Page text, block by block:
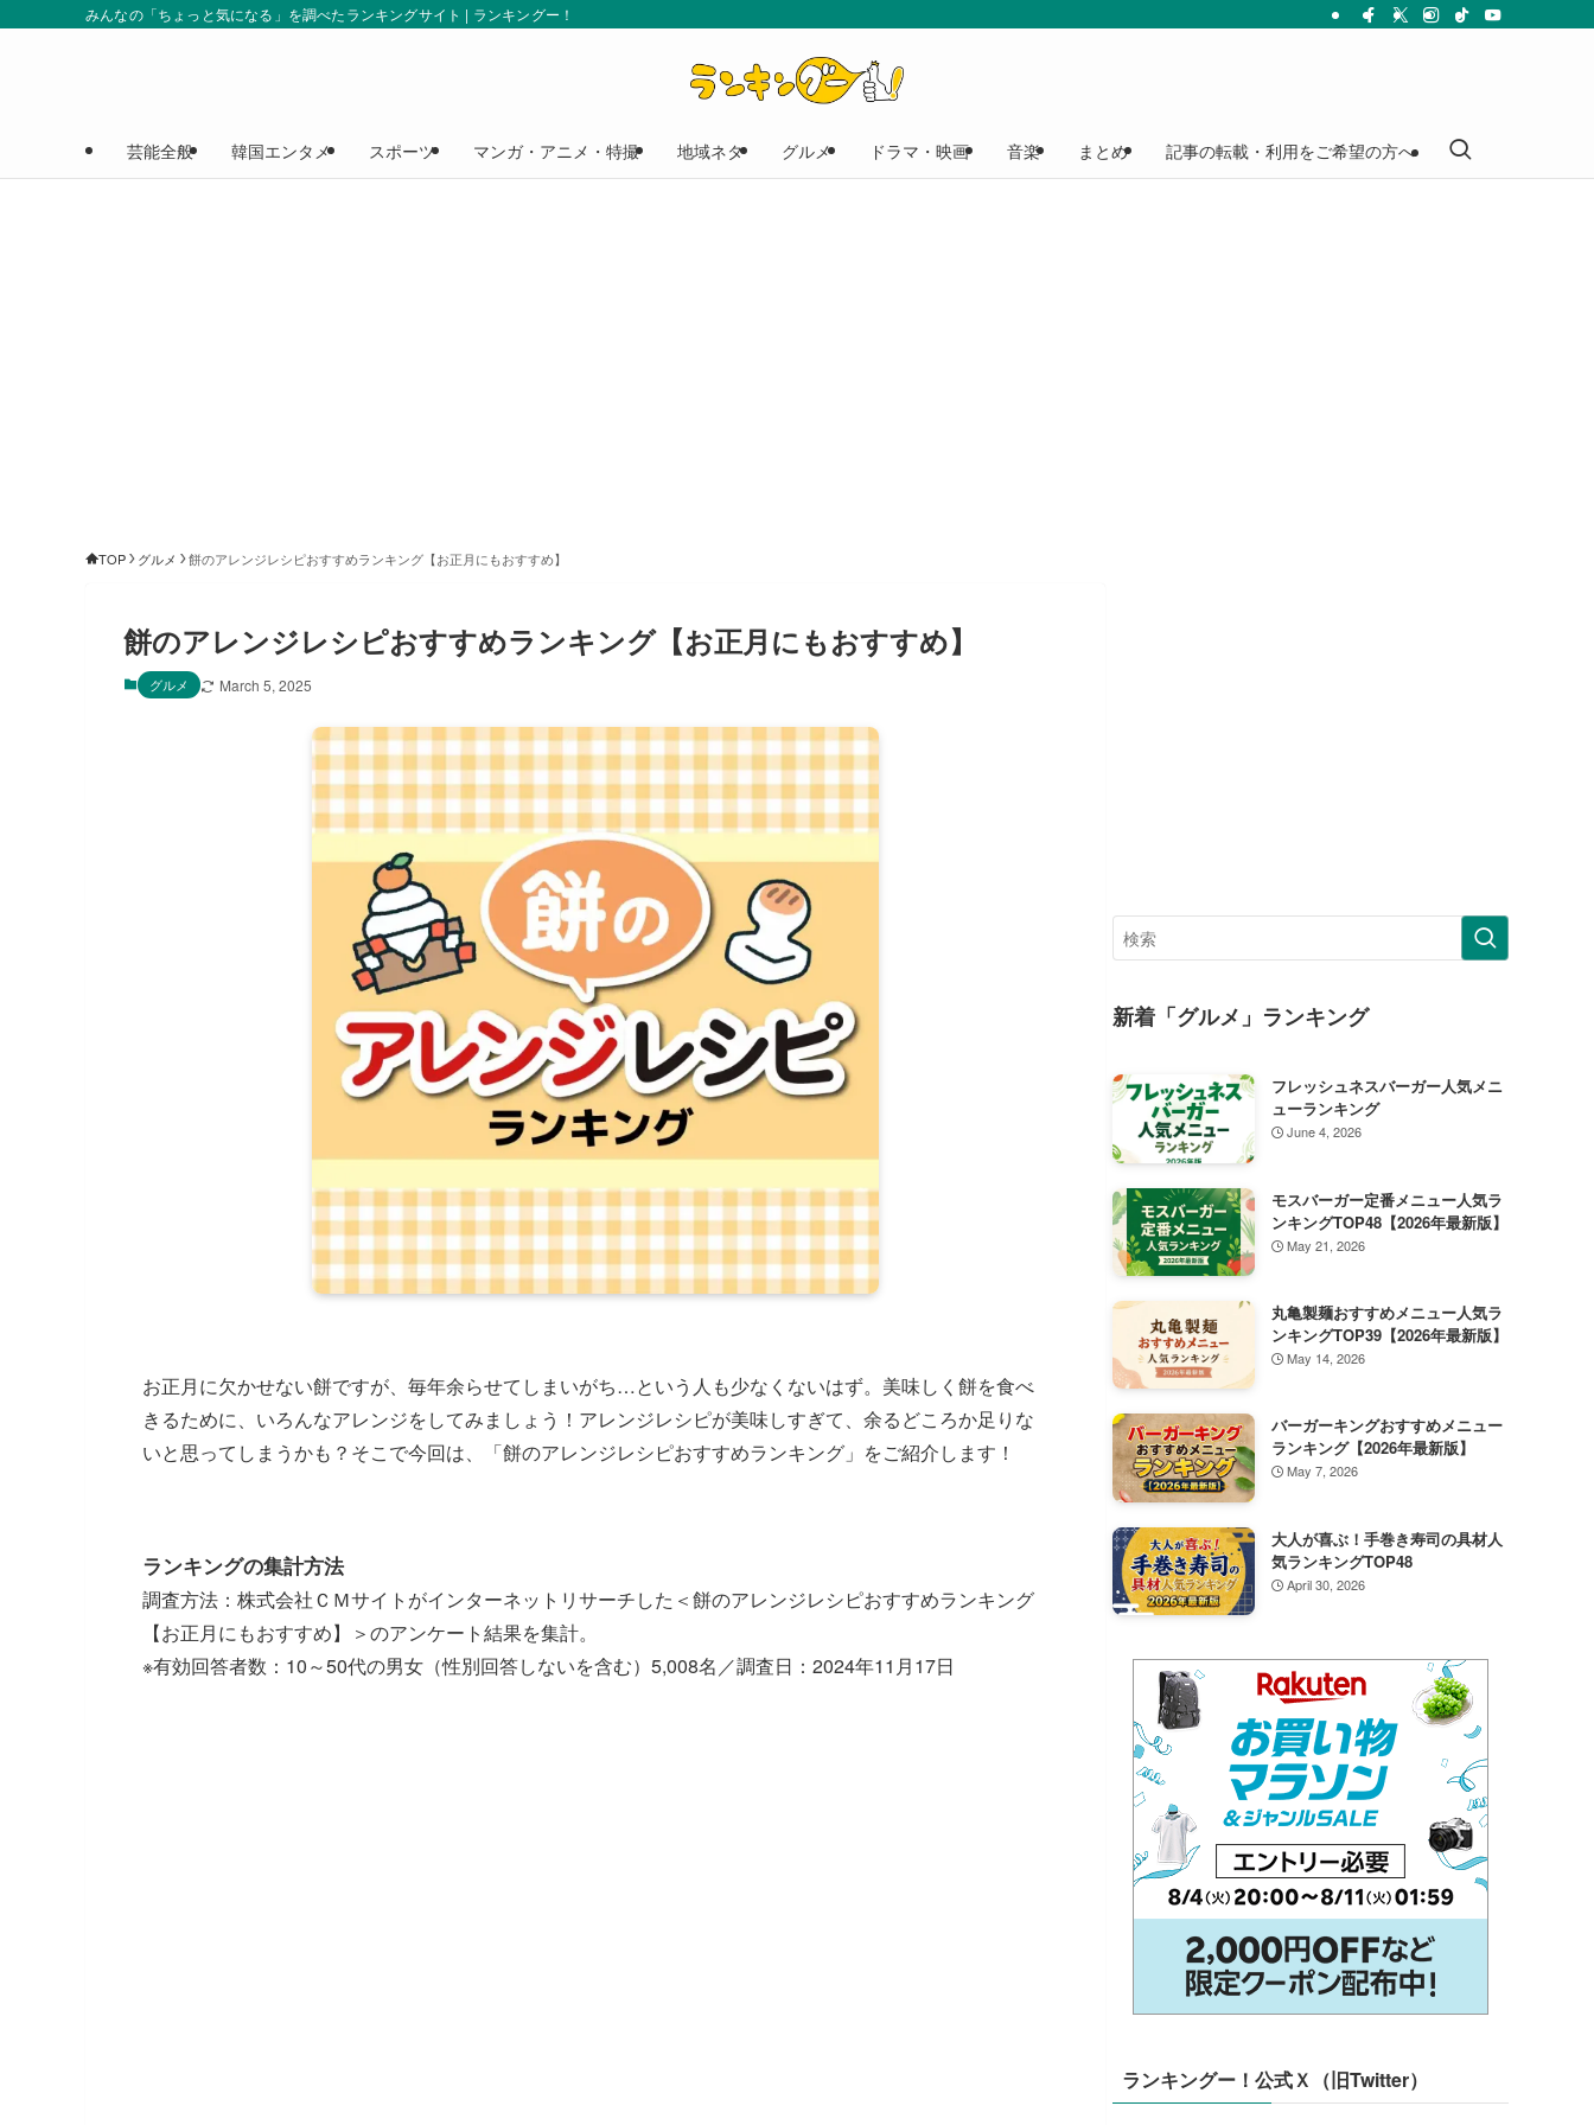
みんなの「ちょっと気になる」を調べたランキングサイト | ランキングー！
芸能全般 韓国エンタメ スポーツ マンガ・アニメ・特撮 地域ネタ グルメ ドラマ・映画 音楽 まとめ 記事の転載・利用をご希望の方へ
TOP グルメ 餅のアレンジレシピおすすめランキング【お正月にもおすすめ】
餅のアレンジレシピおすすめランキング【お正月にもおすすめ】
グルメ March 5, 2025
お正月に欠かせない餅ですが、毎年余らせてしまいがち…という人も少なくないはず。美味しく餅を食べ
きるために、いろんなアレンジをしてみましょう！アレンジレシピが美味しすぎて、余るどころか足りな
いと思ってしまうかも？そこで今回は、「餅のアレンジレシピおすすめランキング」をご紹介します！
ランキングの集計方法
調査方法：株式会社ＣＭサイトがインターネットリサーチした＜餅のアレンジレシピおすすめランキング
【お正月にもおすすめ】＞のアンケート結果を集計。
※有効回答者数：10～50代の男女（性別回答しないを含む）5,008名／調査日：2024年11月17日
新着「グルメ」ランキング
フレッシュネスバーガー人気メニ
ューランキング
June 4, 2026
モスバーガー定番メニュー人気ラ
ンキングTOP48【2026年最新版】
May 21, 2026
丸亀製麺おすすめメニュー人気ラ
ンキングTOP39【2026年最新版】
May 14, 2026
バーガーキングおすすめメニュー
ランキング【2026年最新版】
May 7, 2026
大人が喜ぶ！手巻き寿司の具材人
気ランキングTOP48
April 30, 2026
ランキングー！公式Ｘ（旧Twitter）